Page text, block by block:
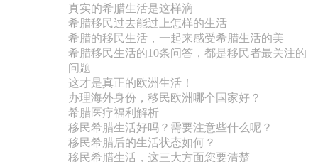
真实的希腊生活是这样滴
希腊移民过去能过上怎样的生活
希腊的移民生活，一起来感受希腊生活的美
希腊移民生活的10条问答，都是移民者最关注的
问题
这才是真正的欧洲生活！
办理海外身份，移民欧洲哪个国家好？
希腊医疗福利解析
移民希腊生活好吗？需要注意些什么呢？
移民希腊后的生活状态如何？
移民希腊生活，这三大方面您要清楚